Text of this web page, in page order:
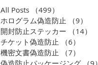
All Posts （499）
ホログラム偽造防止
（9）
開封防止ステッカー
（14）
チケット偽造防止
（6）
機密文書偽造防止
（7）
偽造防止パッケージング
（9）